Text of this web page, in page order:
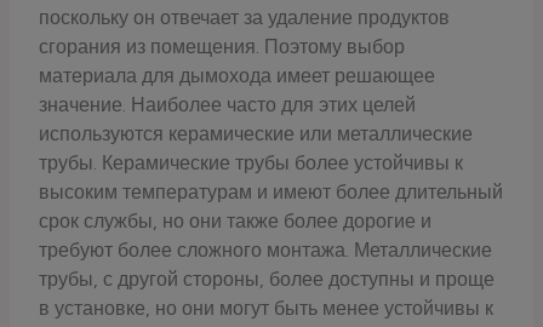
поскольку он отвечает за удаление продуктов
сгорания из помещения. Поэтому выбор
материала для дымохода имеет решающее
значение. Наиболее часто для этих целей
используются керамические или металлические
трубы. Керамические трубы более устойчивы к
высоким температурам и имеют более длительный
срок службы, но они также более дорогие и
требуют более сложного монтажа. Металлические
трубы, с другой стороны, более доступны и проще
в установке, но они могут быть менее устойчивы к